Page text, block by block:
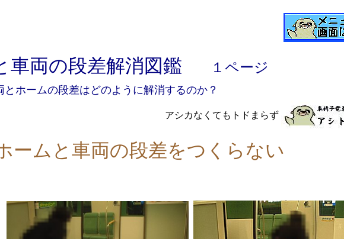
車両の段差解消図鑑 １ページ
とホームの段差はどのように解消するのか？
アシカなくてもトドまらず
ームと車両の段差をつくらない